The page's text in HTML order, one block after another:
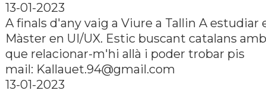
13-01-2023
A finals d'any vaig a Viure a Tallin A estudiar
Màster en UI/UX. Estic buscant catalans
que relacionar-m'hi allà i poder trobar pis
mail: Kallauet.94@gmail.com
13-01-2023